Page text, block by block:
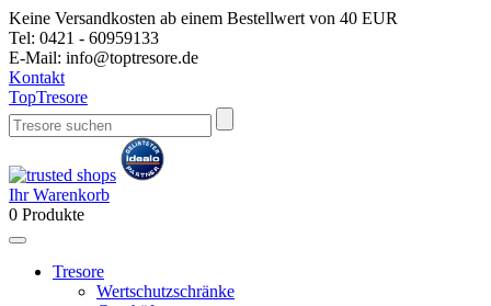
Keine Versandkosten ab einem Bestellwert von 40 EUR
Tel: 0421 - 60959133
E-Mail: info@toptresore.de
Kontakt
TopTresore
Ihr Warenkorb
0 Produkte
Tresore
Wertschutzschränke